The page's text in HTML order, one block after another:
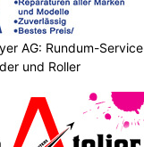
AG: Rundum-Service
und Roller